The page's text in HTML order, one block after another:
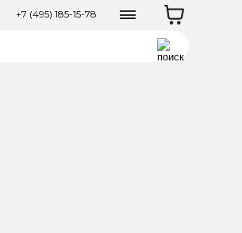
+7 (495) 185-15-78